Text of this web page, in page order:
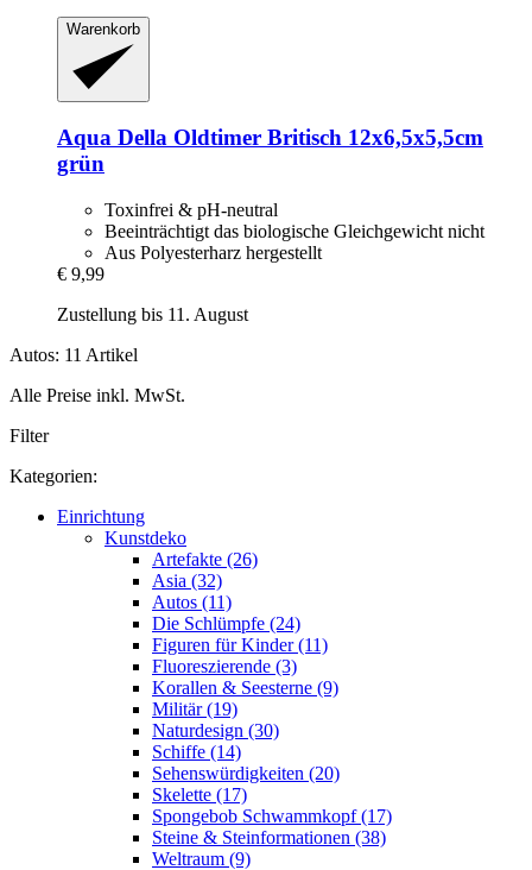
Warenkorb
Aqua Della Oldtimer Britisch 12x6,5x5,5cm
grün
Toxinfrei & pH-neutral
Beeinträchtigt das biologische Gleichgewicht nicht
Aus Polyesterharz hergestellt
€ 9,99
Zustellung bis 11. August
Autos: 11 Artikel
Alle Preise inkl. MwSt.
Filter
Kategorien:
Einrichtung
Kunstdeko
Artefakte (26)
Asia (32)
Autos (11)
Die Schlümpfe (24)
Figuren für Kinder (11)
Fluoreszierende (3)
Korallen & Seesterne (9)
Militär (19)
Naturdesign (30)
Schiffe (14)
Sehenswürdigkeiten (20)
Skelette (17)
Spongebob Schwammkopf (17)
Steine & Steinformationen (38)
Weltraum (9)